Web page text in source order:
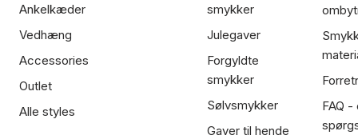
Ankelkæder
Vedhæng
Accessories
Outlet
Alle styles
smykker
Julegaver
Forgyldte
smykker
Sølvsmykker
Gaver til hende
FAQ